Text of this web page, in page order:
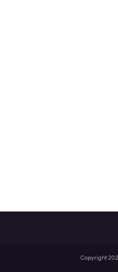
Copyright